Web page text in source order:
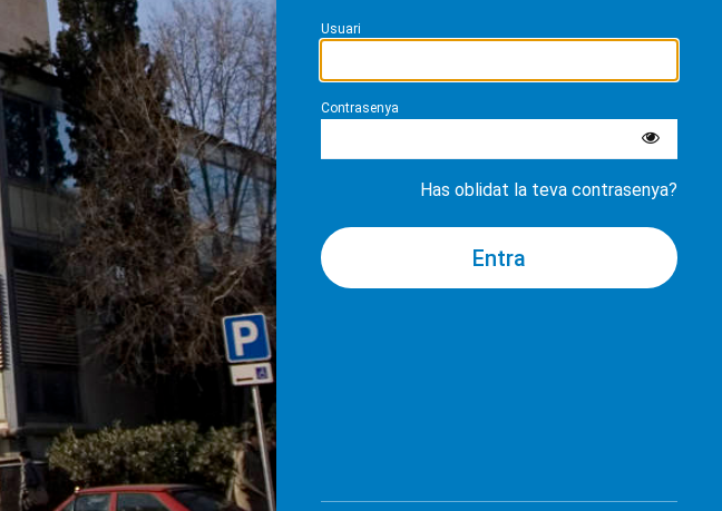
Usuari
Contrasenya
Has oblidat la teva contrasenya?